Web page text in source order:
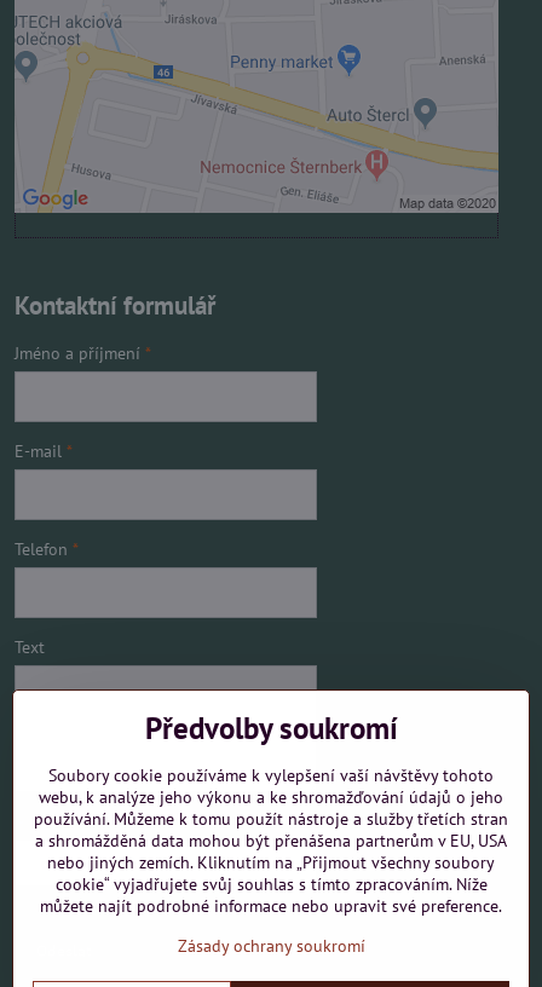
Povolit a zapamatovat - souhlas s druhem cookie:
Funkční
Otevřít obsah v novém okně
Kontaktní formulář
Jméno a příjmení *
E-mail *
Telefon *
Text
Mám zájem o
Předvolby soukromí
Soubory cookie používáme k vylepšení vaší návštěvy tohoto
webu, k analýze jeho výkonu a ke shromažďování údajů o jeho
používání. Můžeme k tomu použít nástroje a služby třetích stran
a shromážděná data mohou být přenášena partnerům v EU, USA
nebo jiných zemích. Kliknutím na „Přijmout všechny soubory
cookie“ vyjadřujete svůj souhlas s tímto zpracováním. Níže
můžete najít podrobné informace nebo upravit své preference.
Zásady ochrany soukromí